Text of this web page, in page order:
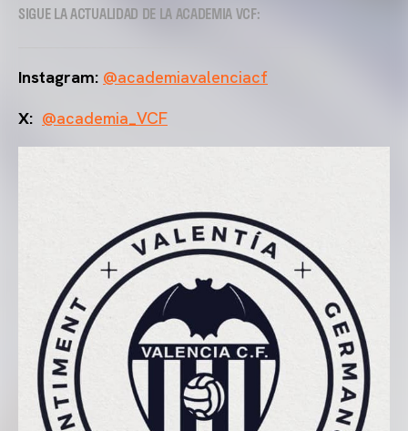
SIGUE LA ACTUALIDAD DE LA ACADEMIA VCF:
Instagram: @academiavalenciacf
X: @academia_VCF